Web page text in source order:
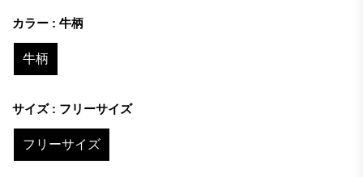
カラー : 牛柄
牛柄
サイズ : フリーサイズ
フリーサイズ